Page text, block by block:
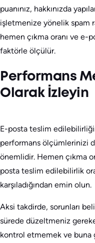
puanınız, hakkınızda
işletmenize yönelik spam
hemen çıkma oranı ve e-
faktörle ölçülür.
Performans
Olarak İzleyin
E-posta teslim
performans ölçümlerinizi
önemlidir. Hemen çıkma
posta teslim edilebilirlik
karşıladığından emin olun.
Aksi takdirde, sorunları
sürede düzeltmeniz
kontrol etmemek ve